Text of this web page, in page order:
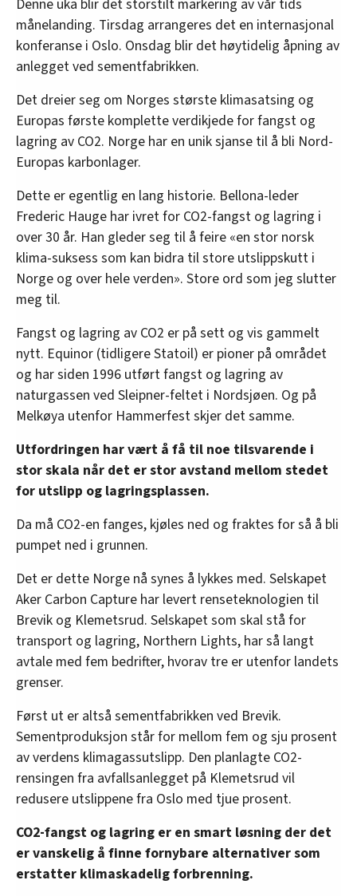
Denne uka blir det storstilt markering av vår tids
månelanding. Tirsdag arrangeres det en internasjonal
konferanse i Oslo. Onsdag blir det høytidelig åpning av
anlegget ved sementfabrikken.
Det dreier seg om Norges største klimasatsing og
Europas første komplette verdikjede for fangst og
lagring av CO2. Norge har en unik sjanse til å bli Nord-
Europas karbonlager.
Dette er egentlig en lang historie. Bellona-leder
Frederic Hauge har ivret for CO2-fangst og lagring i
over 30 år. Han gleder seg til å feire «en stor norsk
klima-suksess som kan bidra til store utslippskutt i
Norge og over hele verden». Store ord som jeg slutter
meg til.
Fangst og lagring av CO2 er på sett og vis gammelt
nytt. Equinor (tidligere Statoil) er pioner på området
og har siden 1996 utført fangst og lagring av
naturgassen ved Sleipner-feltet i Nordsjøen. Og på
Melkøya utenfor Hammerfest skjer det samme.
Utfordringen har vært å få til noe tilsvarende i
stor skala når det er stor avstand mellom stedet
for utslipp og lagringsplassen.
Da må CO2-en fanges, kjøles ned og fraktes for så å bli
pumpet ned i grunnen.
Det er dette Norge nå synes å lykkes med. Selskapet
Aker Carbon Capture har levert renseteknologien til
Brevik og Klemetsrud. Selskapet som skal stå for
transport og lagring, Northern Lights, har så langt
avtale med fem bedrifter, hvorav tre er utenfor landets
grenser.
Først ut er altså sementfabrikken ved Brevik.
Sementproduksjon står for mellom fem og sju prosent
av verdens klimagassutslipp. Den planlagte CO2-
rensingen fra avfallsanlegget på Klemetsrud vil
redusere utslippene fra Oslo med tjue prosent.
CO2-fangst og lagring er en smart løsning der det
er vanskelig å finne fornybare alternativer som
erstatter klimaskadelig forbrenning.